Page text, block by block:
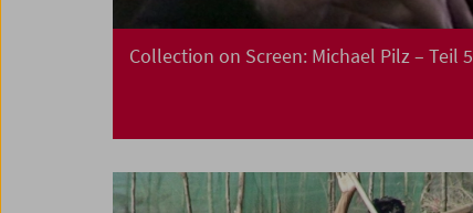
Collection on Screen: Michael Pilz – Teil 5